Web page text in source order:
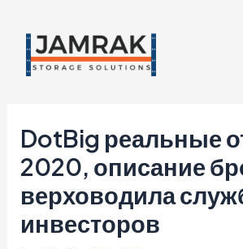
Skip
content
DotBig реальные
2020, описание
верховодила
инвесторов
Post
navigation